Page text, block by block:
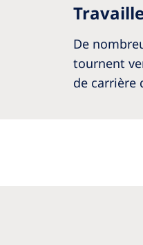
De
tournent
de carrière